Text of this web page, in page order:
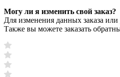
Могу ли я изменить свой заказ?
Для изменения данных заказа
Также вы можете заказать